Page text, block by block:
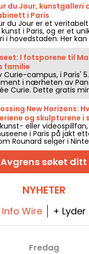
du Jour, kunstgalleri
i Paris
du Jour er et
i Paris, og er et
i hovedstaden. Her kan
som fremhever
og kvinnelige
til kunstnere fra
i tillegg til noen mer
I fotsporene til
familie
Curie-campus, i Paris' 5.
i nærheten av
Curie. Dette gratis
er åpent fra
et innblikk i
anvendelser.
New Horizons:
og skulpturene i
eller
i Paris på jakt
Rounard selger i
New Horizons.
Avgrens søket ditt
NYHETER
Info Wire + Lyder
Fredag